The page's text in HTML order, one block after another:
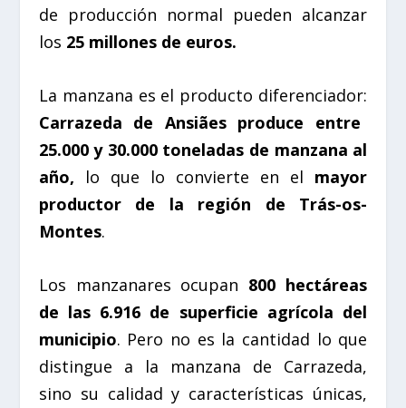
de producción normal pueden alcanzar
los 25 millones de euros.
La manzana es el producto diferenciador:
Carrazeda de Ansiães produce entre
25.000 y 30.000 toneladas de manzana al
año, lo que lo convierte en el mayor
productor de la región de Trás-os-
Montes.
Los manzanares ocupan 800 hectáreas
de las 6.916 de superficie agrícola del
municipio. Pero no es la cantidad lo que
distingue a la manzana de Carrazeda,
sino su calidad y características únicas,